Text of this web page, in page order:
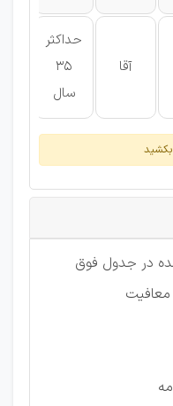
آقا
حداکثر
35
سال